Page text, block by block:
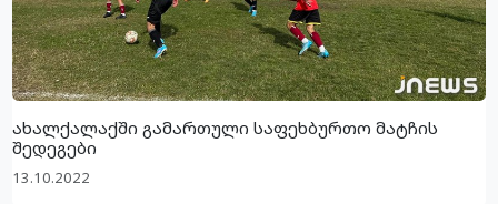
ახალქალაქში გამართული საფეხბურთო მატჩის
შედეგები
13.10.2022